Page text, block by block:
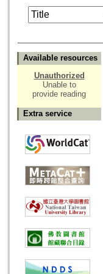
Available resources
Unauthorized
Unable to
provide reading
Extra service